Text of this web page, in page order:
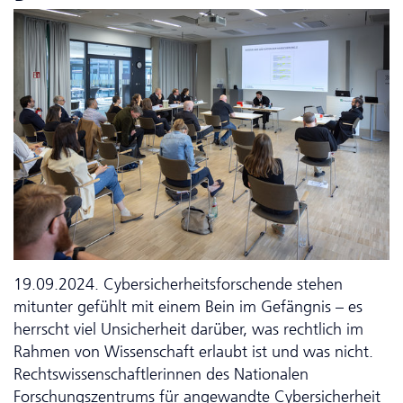
19.09.2024. Cyber­sicher­heits­forschende stehen
mitunter gefühlt mit einem Bein im Gefängnis – es
herrscht viel Unsicherheit darüber, was rechtlich im
Rahmen von Wissenschaft erlaubt ist und was nicht.
Rechtswissenschaftlerinnen des Nationalen
Forschungszentrums für angewandte Cybersicherheit